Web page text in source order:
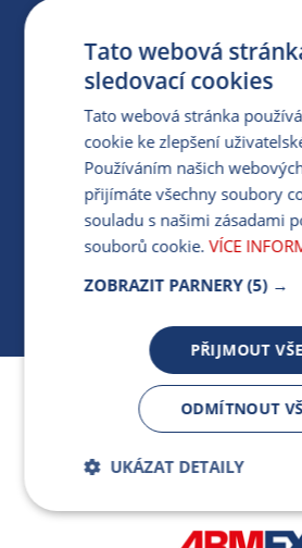
Jsme součástí skupiny ARMEX
nezávislých
PRO MÉDIA
MÁM DOTAZ KE STÁVAJÍCÍ
412 154 154
PO-PÁ 7:30-17:00
Tato webová
sledovací cookies
Tato webová stránka
cookie ke zlepšení
Používáním našich
přijímáte všechny soubory
souladu s našimi zásadami
souborů cookie. VÍCE
ZOBRAZIT PARNERY (5) →
PŘIJMOUT VŠE
ODMÍTNOUT
UKÁZAT DETAILY
Bezpodmínečně
nutné soubory